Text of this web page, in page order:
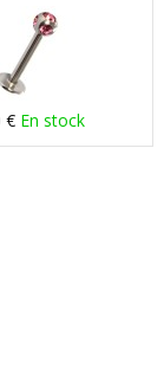
€ En stock